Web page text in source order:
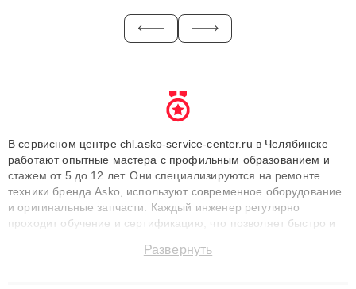
В сервисном центре chl.asko-service-center.ru в Челябинске
работают опытные мастера с профильным образованием и
стажем от 5 до 12 лет. Они специализируются на ремонте
техники бренда Asko, используют современное оборудование
и оригинальные запчасти. Каждый инженер регулярно
проходит обучение и сертификацию, что позволяет быстро и
сохранением гарантии до 3 лет. Наши мастера решают
Развернуть